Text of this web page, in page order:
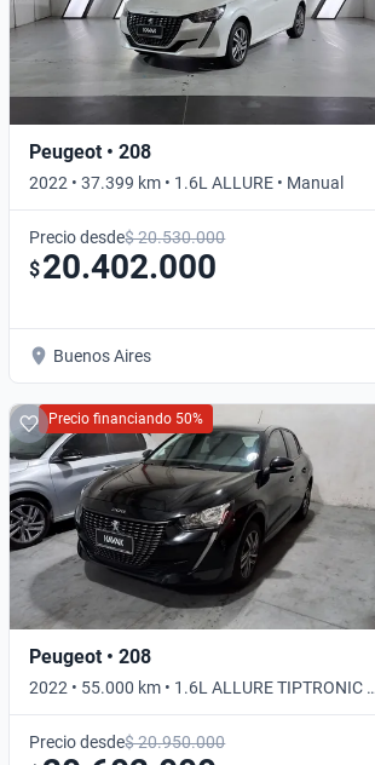
Peugeot • 208
2022 • 37.399 km • 1.6L ALLURE • Manual
Precio desde$ 20.530.000
$20.402.000
Buenos Aires
Precio financiando 50%
Peugeot • 208
2022 • 55.000 km • 1.6L ALLURE TIPTRONIC •
Automático
Precio desde$ 20.950.000